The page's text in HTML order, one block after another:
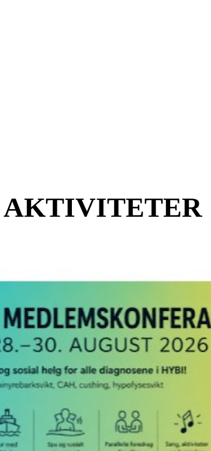
AKTIVITETER